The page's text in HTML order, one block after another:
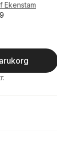
Ekenstam